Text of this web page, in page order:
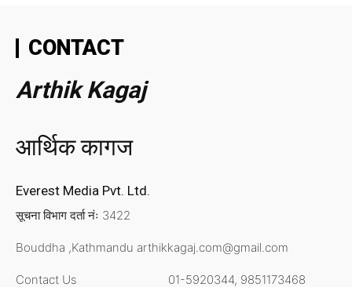
CONTACT
Arthik Kagaj
आर्थिक कागज
Everest Media Pvt. Ltd.
सूचना विभाग दर्ता नंः 3422
Bouddha ,Kathmandu arthikkagaj.com@gmail.com
Contact Us 01-5920344, 9851173468